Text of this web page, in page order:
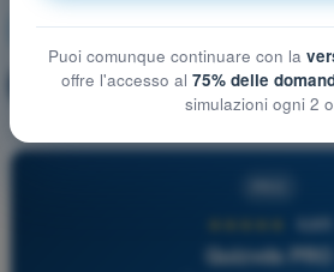
Aerodinamica
🔒 PRO Spiegazione
4,6/5
Quizvds PRO
Puoi comunque continuare con la
offre l'accesso al 75% delle
simulazioni ogni 2